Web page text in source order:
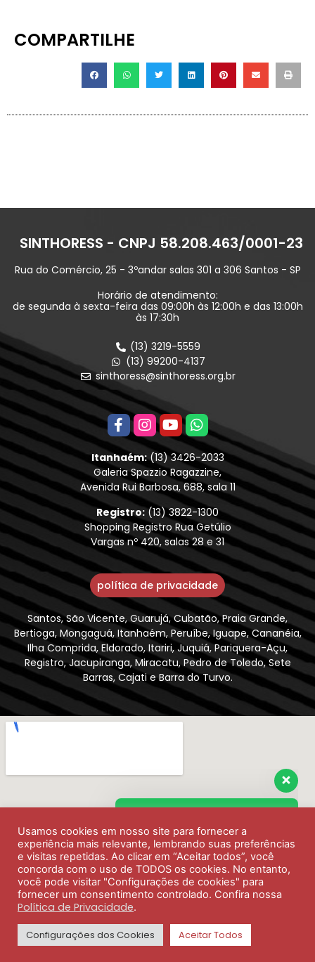
COMPARTILHE
SINTHORESS - CNPJ 58.208.463/0001-23
Rua do Comércio, 25 - 3ºandar salas 301 a 306 Santos - SP
Horário de atendimento:
de segunda à sexta-feira das 09:00h às 12:00h e das 13:00h
às 17:30h
(13) 3219-5559
(13) 99200-4137
sinthoress@sinthoress.org.br
Itanhaém:(13) 3426-2033
Galeria Spazzio Ragazzine,
Avenida Rui Barbosa, 688, sala 11
Registro:(13) 3822-1300
Shopping Registro Rua Getúlio
Vargas nº 420, salas 28 e 31
política de privacidade
Santos, São Vicente, Guarujá, Cubatão, Praia Grande,
Bertioga, Mongaguá, Itanhaém, Peruíbe, Iguape, Cananéia,
Ilha Comprida, Eldorado, Itariri, Juquiá, Pariquera-Açu,
Registro, Jacupiranga, Miracatu, Pedro de Toledo, Sete
Barras, Cajati e Barra do Turvo.
Usamos cookies em nosso site para fornecer a
experiência mais relevante, lembrando suas preferências
e visitas repetidas. Ao clicar em “Aceitar todos”, você
concorda com o uso de TODOS os cookies. No entanto,
você pode visitar "Configurações de cookies" para
fornecer um consentimento controlado. Confira nossa
Política de Privacidade.
Configurações dos Cookies Aceitar Todos
Envie sua mensagem
Olá, como podemos ajudar?